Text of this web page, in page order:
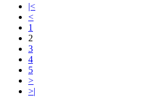
|<
<
1
2
3
4
5
>
>|